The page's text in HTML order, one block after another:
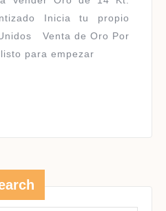
Inicia tu propio
Venta de Oro Por
para empezar